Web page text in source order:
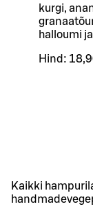
kurgi,
halloumi
Hind:
Kaikki